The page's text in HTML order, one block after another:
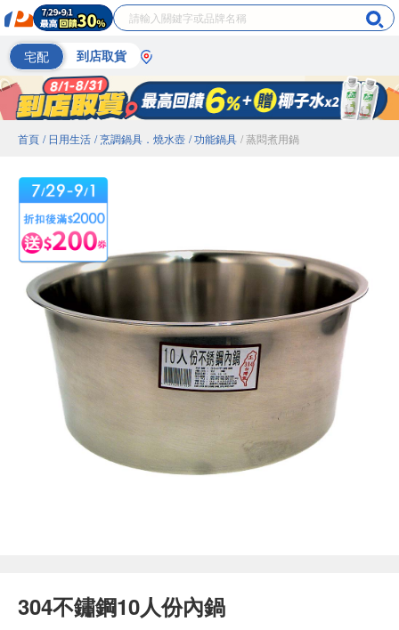
宅配 到店取貨
首頁 / 日用生活 / 烹調鍋具．燒水壺 / 功能鍋具 / 蒸悶煮用鍋
304不鏽鋼10人份內鍋